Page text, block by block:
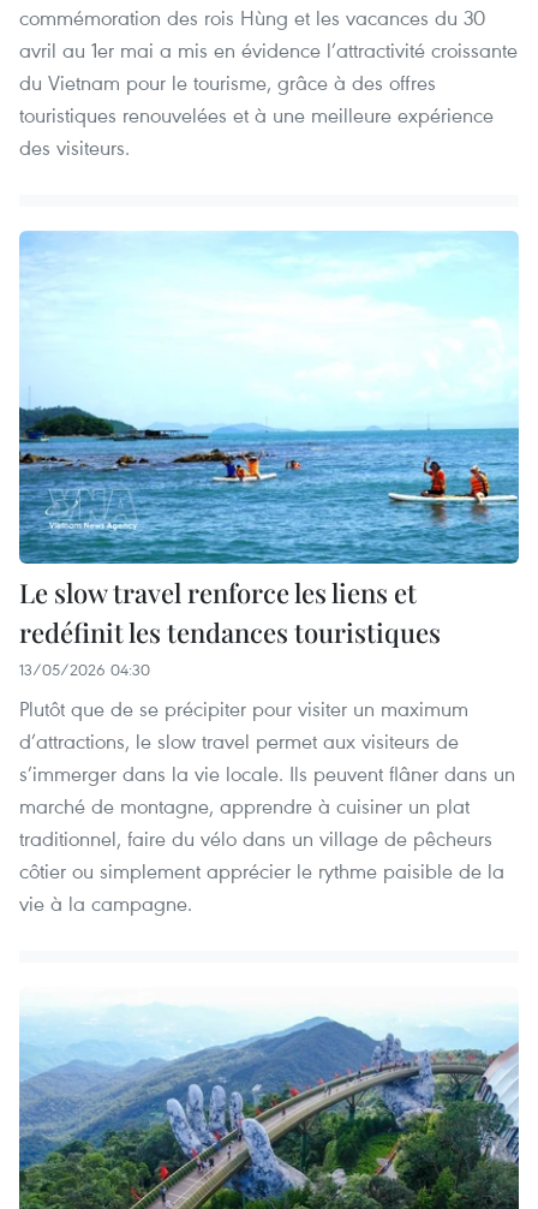
commémoration des rois Hùng et les vacances du 30
avril au 1er mai a mis en évidence l’attractivité croissante
du Vietnam pour le tourisme, grâce à des offres
touristiques renouvelées et à une meilleure expérience
des visiteurs.
Le slow travel renforce les liens et
redéfinit les tendances touristiques
13/05/2026 04:30
Plutôt que de se précipiter pour visiter un maximum
d’attractions, le slow travel permet aux visiteurs de
s’immerger dans la vie locale. Ils peuvent flâner dans un
marché de montagne, apprendre à cuisiner un plat
traditionnel, faire du vélo dans un village de pêcheurs
côtier ou simplement apprécier le rythme paisible de la
vie à la campagne.